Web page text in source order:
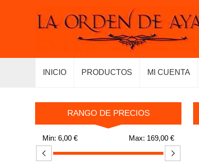
INICIO PRODUCTOS MI CUENTA
RANGO DE PRECIOS
Min: 6,00 € Max: 169,00 €